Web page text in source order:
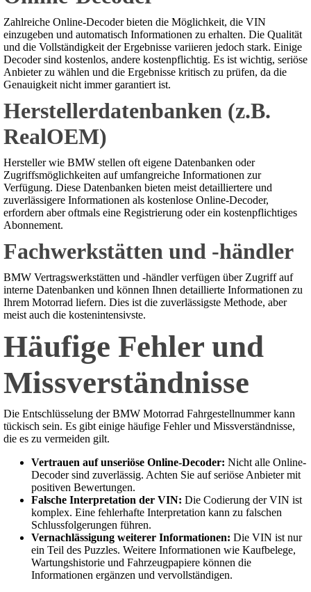
Zahlreiche Online-Decoder bieten die Möglichkeit, die VIN
einzugeben und automatisch Informationen zu erhalten. Die Qualität
und die Vollständigkeit der Ergebnisse variieren jedoch stark. Einige
Decoder sind kostenlos, andere kostenpflichtig. Es ist wichtig, seriöse
Anbieter zu wählen und die Ergebnisse kritisch zu prüfen, da die
Genauigkeit nicht immer garantiert ist.
Herstellerdatenbanken (z.B.
RealOEM)
Hersteller wie BMW stellen oft eigene Datenbanken oder
Zugriffsmöglichkeiten auf umfangreiche Informationen zur
Verfügung. Diese Datenbanken bieten meist detailliertere und
zuverlässigere Informationen als kostenlose Online-Decoder,
erfordern aber oftmals eine Registrierung oder ein kostenpflichtiges
Abonnement.
Fachwerkstätten und -händler
BMW Vertragswerkstätten und -händler verfügen über Zugriff auf
interne Datenbanken und können Ihnen detaillierte Informationen zu
Ihrem Motorrad liefern. Dies ist die zuverlässigste Methode, aber
meist auch die kostenintensivste.
Häufige Fehler und
Missverständnisse
Die Entschlüsselung der BMW Motorrad Fahrgestellnummer kann
tückisch sein. Es gibt einige häufige Fehler und Missverständnisse,
die es zu vermeiden gilt.
Vertrauen auf unseriöse Online-Decoder: Nicht alle Online-
Decoder sind zuverlässig. Achten Sie auf seriöse Anbieter mit
positiven Bewertungen.
Falsche Interpretation der VIN: Die Codierung der VIN ist
komplex. Eine fehlerhafte Interpretation kann zu falschen
Schlussfolgerungen führen.
Vernachlässigung weiterer Informationen: Die VIN ist nur
ein Teil des Puzzles. Weitere Informationen wie Kaufbelege,
Wartungshistorie und Fahrzeugpapiere können die
Informationen ergänzen und vervollständigen.